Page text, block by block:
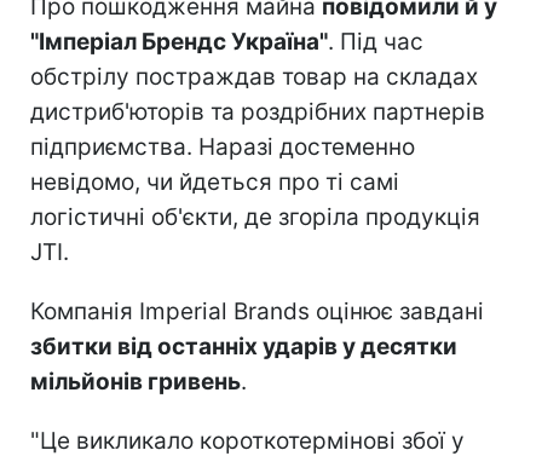
Про пошкодження майна повідомили й у
"Імперіал Брендс Україна". Під час
обстрілу постраждав товар на складах
дистриб'юторів та роздрібних партнерів
підприємства. Наразі достеменно
невідомо, чи йдеться про ті самі
логістичні об'єкти, де згоріла продукція
JTI.
Компанія Imperial Brands оцінює завдані
збитки від останніх ударів у десятки
мільйонів гривень.
"Це викликало короткотермінові збої у